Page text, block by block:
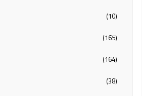
(10)
(165)
(164)
(38)